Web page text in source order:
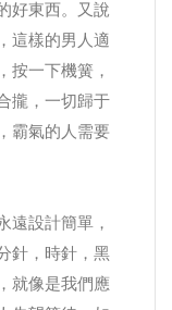
好東西。又說
這樣的男人適
按一下機簧，
攏，一切歸于
霸氣的人需要
遠設計簡單，
針，時針，黑
就像是我們應